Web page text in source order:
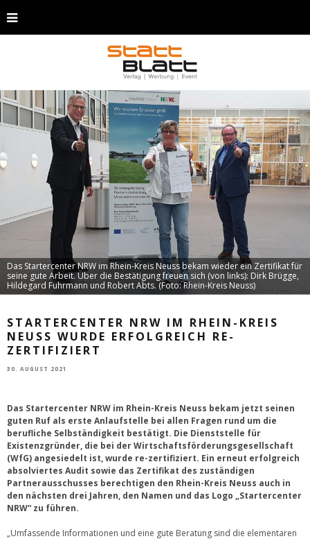
Das Startercenter NRW im Rhein-Kreis Neuss bekam wieder ein Zertifikat für
seine gute Arbeit. Über die Bestätigung freuen sich (von links): Dirk Brügge,
Hildegard Fuhrmann und Robert Abts. (Foto: Rhein-Kreis Neuss)
STARTERCENTER NRW IM RHEIN-KREIS
NEUSS WURDE ERFOLGREICH RE-
ZERTIFIZIERT
30. AUGUST 2021
Das Startercenter NRW im Rhein-Kreis Neuss bekam jetzt seinen
guten Ruf als erste Anlaufstelle bei allen Fragen rund um die
berufliche Selbständigkeit bestätigt. Die Dienststelle für
Existenzgründer, die bei der Wirtschaftsförderungsgesellschaft
(WfG) angesiedelt ist, wurde re-zertifiziert. Ein erneut erfolgreich
absolviertes Audit sowie das Zertifikat des zuständigen
Partnerausschusses berechtigen den Rhein-Kreis Neuss auch in
den nächsten drei Jahren, den Namen und das Logo „Startercenter
NRW“ zu führen.
„Umfassende Informationen und eine gute Beratung sind die elementaren